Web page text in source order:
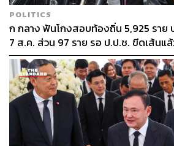
POLITICS
ก กลาง ฟันโกงสอบท้องถิ่น 5,925 ราย
7 ส.ค. ส่วน 97 ราย รอ ป.ป.ช. ขีดเส้นแล้